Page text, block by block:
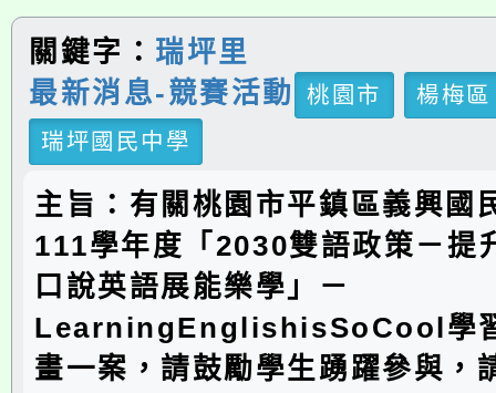
關鍵字： 瑞坪里
最新消息-競賽活動
桃園市
楊梅區
瑞坪國民中學
主旨：有關桃園市平鎮區義興國
111學年度「2030雙語政策－提
口說英語展能樂學」－
LearningEnglishisSoCool學
畫一案，請鼓勵學生踴躍參與，